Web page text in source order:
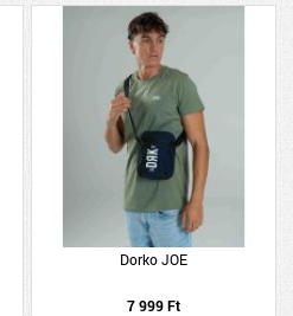
Dorko JOE
7 999 Ft